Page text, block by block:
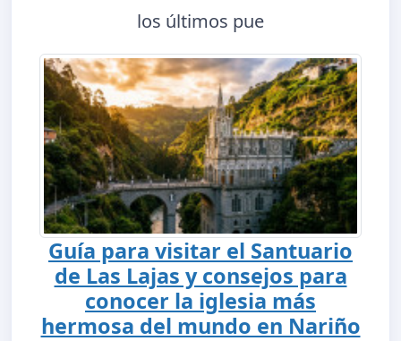
los últimos pue
Guía para visitar el Santuario
de Las Lajas y consejos para
conocer la iglesia más
hermosa del mundo en Nariño